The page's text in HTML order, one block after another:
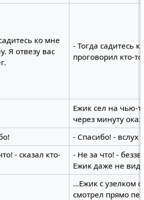
ко мне
Я отвезу вас
- Тогда садитесь
проговорил кто-
Ежик сел на чью-
через минуту
- Спасибо! - вслух
- сказал кто-
- Не за что! -
Ежик даже не
...Ежик с узелком
смотрел прямо